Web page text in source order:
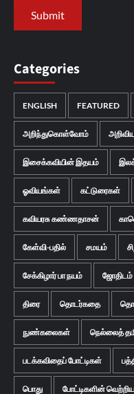
Categories
ENGLISH FEATURED
அறிந்துகொள்வோம்
இசைக்கவியின் இதயம்
ஓவியங்கள் கட்டுரைகள்
கவியரசு கண்ணதாசன்
கேள்வி-பதில் சமயம்
சேக்கிழார் பா நயம் ஜோதிடம்
திரை தொடர்கதை
நுண்கலைகள் நெல்லைத்
படக்கவிதைப் போட்டிகள்
பொது போட்டிகளின்